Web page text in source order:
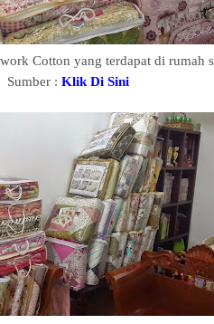
Cotton yang terdapat di rumah
Sumber :Klik Di Sini